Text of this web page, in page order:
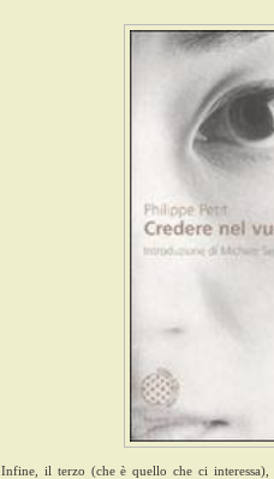
Infine, il terzo (che è quello che ci interessa),